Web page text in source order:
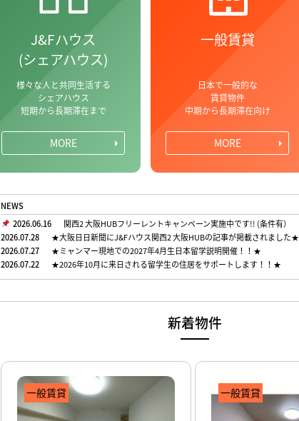
J&Fハウス
(シェアハウス)
様々な人と共同生活する
シェアハウス
短期から長期滞在まで
MORE
一般賃貸
日本で一般的な
賃貸物件
中期から長期滞在向け
MORE
NEWS
2026.06.16
関西2 大阪HUBフリーレントキャンペーン実施中です!! (条件有）
2026.07.28
★大阪日日新聞にJ&Fハウス関西2 大阪HUBの記事が掲載されました★
2026.07.27
★ミャンマー現地での2027年4月生日本留学説明開催！！★
2026.07.22
★2026年10月に来日される留学生の住居をサポートします！！★
新着物件
一般賃貸 一般賃貸